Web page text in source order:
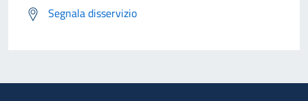
Segnala disservizio